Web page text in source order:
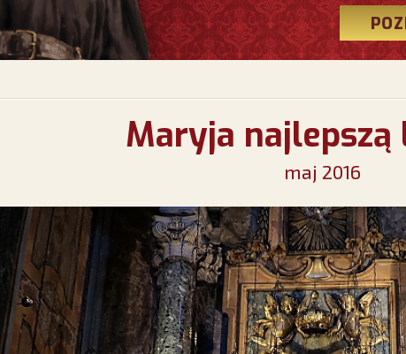
Maryja najlepszą
maj 2016